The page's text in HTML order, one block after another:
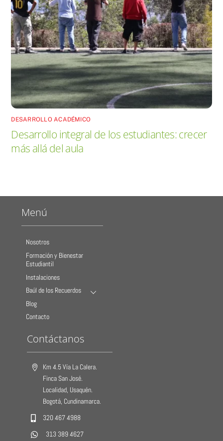
DESARROLLO ACADÉMICO
Desarrollo integral de los estudiantes: crecer
más allá del aula
Menú
Nosotros
Formación y Bienestar
Estudiantil
Instalaciones
Baúl de los Recuerdos
Blog
Contacto
Contáctanos
Km 4.5 Vía La Calera.
Finca San José.
Localidad, Usaquén.
Bogotá, Cundinamarca.
320 467 4988
313 389 4627